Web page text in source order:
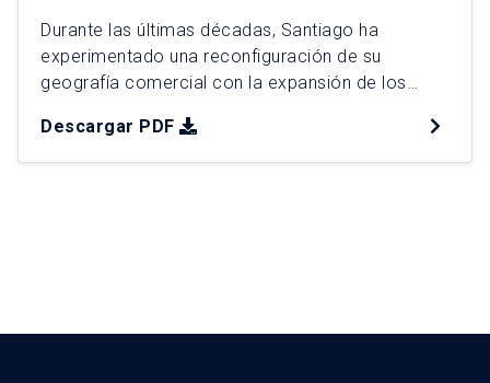
Durante las últimas décadas, Santiago ha
experimentado una reconfiguración de su
geografía comercial con la expansión de los
canalizan demanda popular. Esta tesis analiza su
expansión entre 2006 y 2025, caracterizando
Descargar PDF